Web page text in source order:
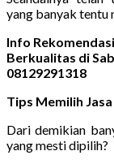
yang banyak tentu
Info
Berkualitas di
08129291318
Tips Memilih
Dari demikian
yang mesti dipilih?